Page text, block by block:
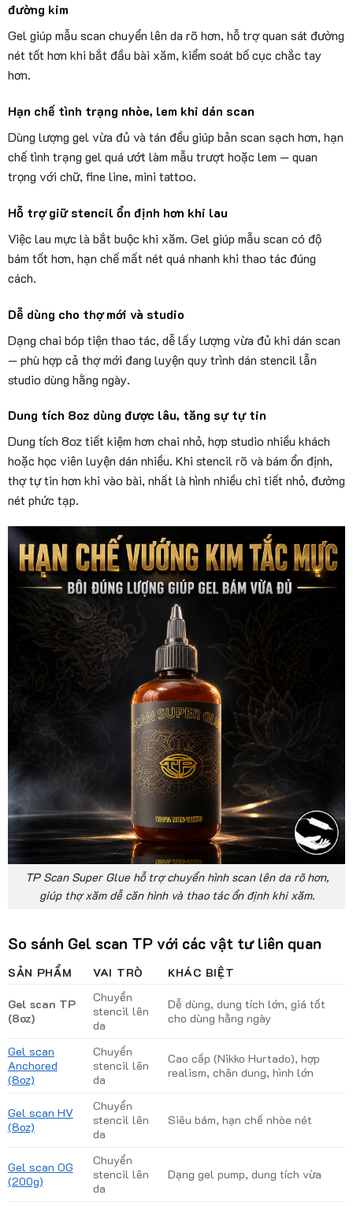
đường kim
Gel giúp mẫu scan chuyển lên da rõ hơn, hỗ trợ quan sát đường
nét tốt hơn khi bắt đầu bài xăm, kiểm soát bố cục chắc tay
hơn.
Hạn chế tình trạng nhòe, lem khi dán scan
Dùng lượng gel vừa đủ và tán đều giúp bản scan sạch hơn, hạn
chế tình trạng gel quá ướt làm mẫu trượt hoặc lem — quan
trọng với chữ, fine line, mini tattoo.
Hỗ trợ giữ stencil ổn định hơn khi lau
Việc lau mực là bắt buộc khi xăm. Gel giúp mẫu scan có độ
bám tốt hơn, hạn chế mất nét quá nhanh khi thao tác đúng
cách.
Dễ dùng cho thợ mới và studio
Dạng chai bóp tiện thao tác, dễ lấy lượng vừa đủ khi dán scan
— phù hợp cả thợ mới đang luyện quy trình dán stencil lẫn
studio dùng hằng ngày.
Dung tích 8oz dùng được lâu, tăng sự tự tin
Dung tích 8oz tiết kiệm hơn chai nhỏ, hợp studio nhiều khách
hoặc học viên luyện dán nhiều. Khi stencil rõ và bám ổn định,
thợ tự tin hơn khi vào bài, nhất là hình nhiều chi tiết nhỏ, đường
nét phức tạp.
TP Scan Super Glue hỗ trợ chuyển hình scan lên da rõ hơn,
giúp thợ xăm dễ căn hình và thao tác ổn định khi xăm.
So sánh Gel scan TP với các vật tư liên quan
SẢN PHẨM VAI TRÒ KHÁC BIỆT
Gel scan TP
(8oz)
Chuyển
stencil lên
da
Dễ dùng, dung tích lớn, giá tốt
cho dùng hằng ngày
Gel scan
Anchored
(8oz)
Chuyển
stencil lên
da
Cao cấp (Nikko Hurtado), hợp
realism, chân dung, hình lớn
Gel scan HV
(8oz)
Chuyển
stencil lên
da
Siêu bám, hạn chế nhòe nét
Gel scan OG
(200g)
Chuyển
stencil lên
da
Dạng gel pump, dung tích vừa